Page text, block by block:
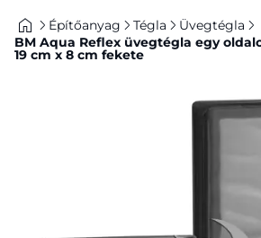
Építőanyag Tégla
Üvegtégla
BM Aqua Reflex üvegtégla egy
19 cm x 8 cm fekete